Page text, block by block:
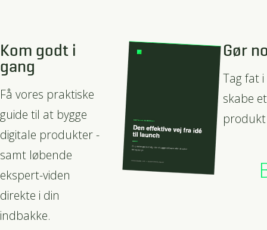
Kom godt i
gang
Få vores praktiske
guide til at bygge
digitale produkter -
samt løbende
ekspert-viden
direkte i din
indbakke.
Gør
Tag fat
skabe